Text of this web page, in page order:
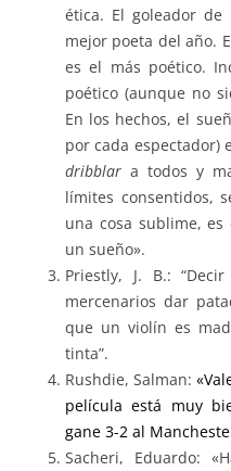
ética. El goleador
mejor poeta del año.
es el más poético.
poético (aunque no
En los hechos, el
por cada espectador)
dribblar a todos y
límites consentidos,
una cosa sublime, es
un sueño».
Priestly, J. B.:
mercenarios dar
que un violín es
tinta”.
Rushdie, Salman:
película está muy
gane 3-2 al
Sacheri, Eduardo: